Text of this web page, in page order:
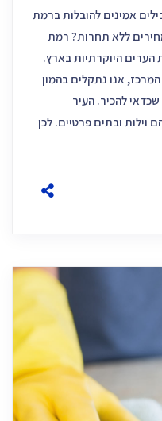
אמינים להובלות ברמת
ללא תחרות? רמת
הערים היוקרתיות בארץ.
המרכז, אנו נתקלים בהמון
להכיר. העיר
וילות ובתים פרטיים. לכן